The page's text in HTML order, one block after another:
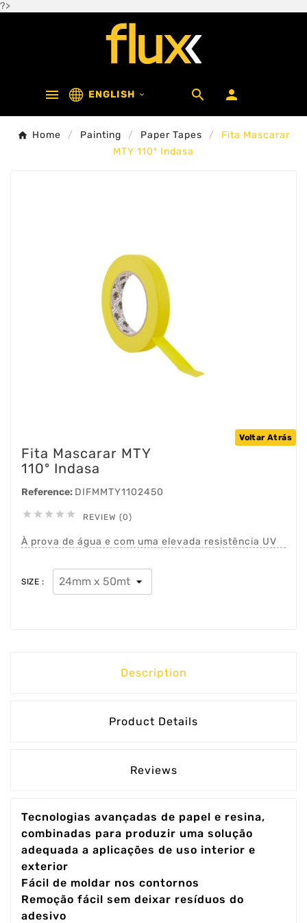
?>
 ENGLISH   
Home Painting Paper Tapes
Fita Mascarar
MTY 110º Indasa
Voltar Atrás
Fita Mascarar MTY
110º Indasa
Reference: DIFMMTY1102450
     REVIEW (0)
À prova de água e com uma elevada resistência UV
SIZE :
Description
Product Details
Reviews
Tecnologias avançadas de papel e resina,
combinadas para produzir uma solução
adequada a aplicações de uso interior e
exterior
Fácil de moldar nos contornos
Remoção fácil sem deixar resíduos do
adesivo